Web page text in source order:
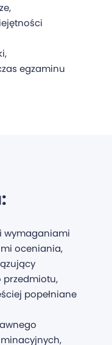
egzaminu
wymaganiami
oceniania,
przedmiotu,
popełniane